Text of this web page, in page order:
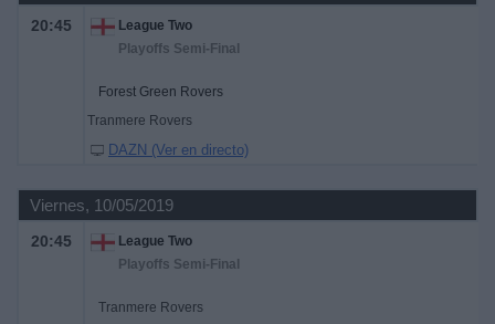
20:45
League Two
Playoffs Semi-Final
Forest Green Rovers
Tranmere Rovers
DAZN (Ver en directo)
Viernes, 10/05/2019
20:45
League Two
Playoffs Semi-Final
Tranmere Rovers